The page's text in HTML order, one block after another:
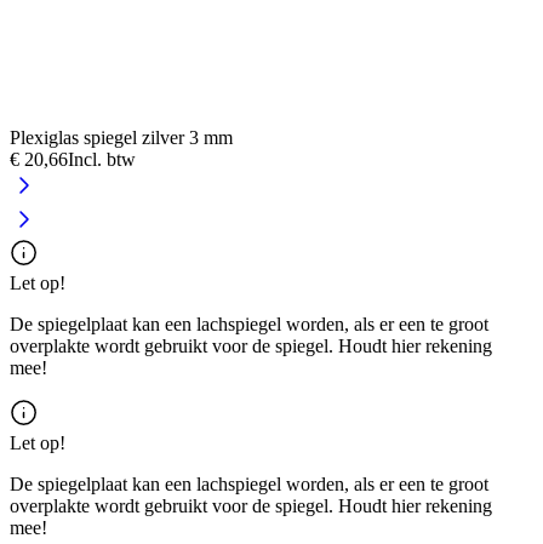
Plexiglas spiegel zilver 3 mm
€ 20,66Incl. btw
Let op!
De spiegelplaat kan een lachspiegel worden, als er een te groot
overplakte wordt gebruikt voor de spiegel. Houdt hier rekening
mee!
Let op!
De spiegelplaat kan een lachspiegel worden, als er een te groot
overplakte wordt gebruikt voor de spiegel. Houdt hier rekening
mee!